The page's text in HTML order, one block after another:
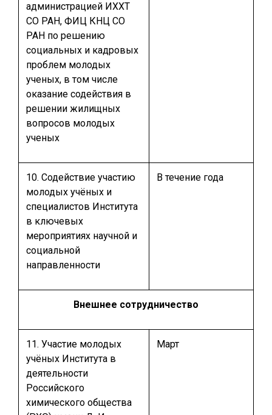
администрацией ИХХТ
СО РАН, ФИЦ КНЦ СО
РАН по решению
социальных и кадровых
проблем молодых
ученых, в том числе
оказание содействия в
решении жилищных
вопросов молодых
ученых
10. Содействие участию
молодых учёных и
специалистов Института
в ключевых
мероприятиях научной и
социальной
направленности
В течение года
Внешнее сотрудничество
11. Участие молодых
учёных Института в
деятельности
Российского
химического общества
Март